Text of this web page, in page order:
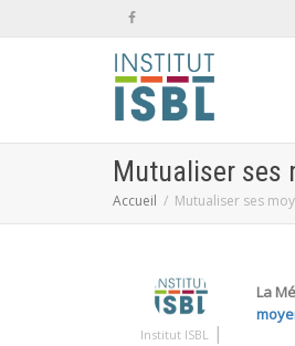
Mutualiser ses
Accueil Mutualiser ses
Institut ISBL |
La